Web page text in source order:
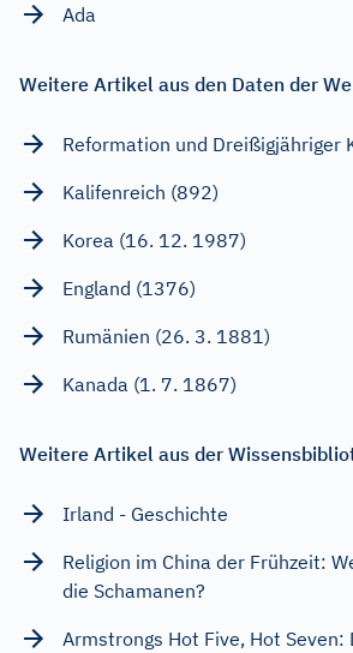
Ada
Weitere Artikel aus den Daten der
Reformation und Dreißigjähriger
Kalifenreich (892)
Korea (16. 12. 1987)
England (1376)
Rumänien (26. 3. 1881)
Kanada (1. 7. 1867)
Weitere Artikel aus der
Irland - Geschichte
Religion im China der Frühzeit:
die Schamanen?
Armstrongs Hot Five, Hot Seven: